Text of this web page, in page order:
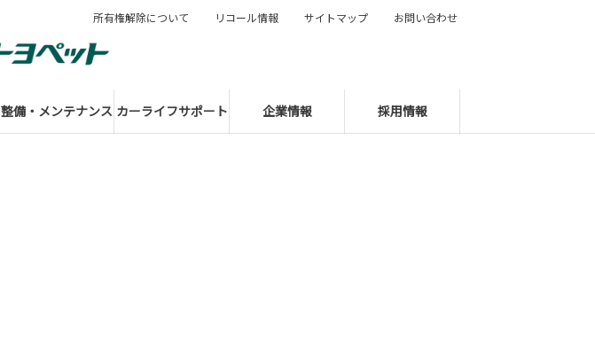
整備・メンテナンス カーライフサポート 企業情報 採用情報
所有権解除について リコール情報 サイトマップ お問い合わせ